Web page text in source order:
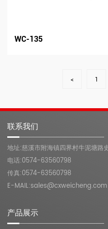
WC-135
< 1
联系我们
地址:慈溪市附海镇四界村牛泥塘路
电话:0574-63560798
传真:0574-63560798
E-MAIL:sales@cxweicheng.com
产品展示